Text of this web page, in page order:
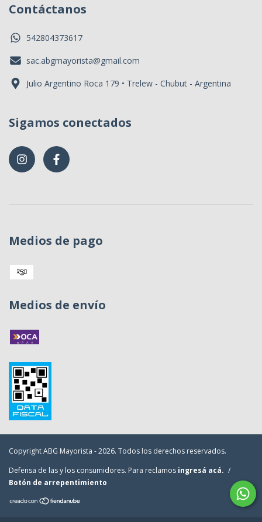
Contáctanos
542804373617
sac.abgmayorista@gmail.com
Julio Argentino Roca 179 • Trelew - Chubut - Argentina
Sigamos conectados
Medios de pago
Medios de envío
Copyright ABG Mayorista - 2026. Todos los derechos reservados.
Defensa de las y los consumidores. Para reclamos ingresá acá. /
Botón de arrepentimiento